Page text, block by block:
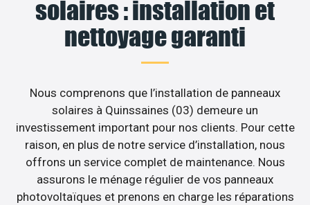
solaires : installation et
nettoyage garanti
Nous comprenons que l’installation de panneaux
solaires à Quinssaines (03) demeure un
investissement important pour nos clients. Pour cette
raison, en plus de notre service d’installation, nous
offrons un service complet de maintenance. Nous
assurons le ménage régulier de vos panneaux
photovoltaïques et prenons en charge les réparations